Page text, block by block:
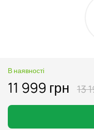
В наявності
11 999 грн 13